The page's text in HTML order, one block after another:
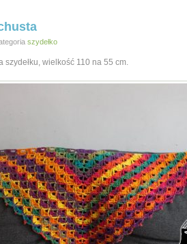
szydełko
szydełku, wielkość 110 na 55 cm.